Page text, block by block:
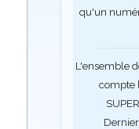
qu'un
L'ensemble
compte